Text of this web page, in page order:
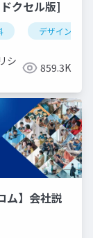
クセル版]
デザイン
シ
859.3K
ム】会社説